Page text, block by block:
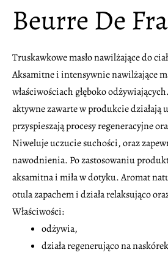
Beurre De
Truskawkowe masło nawilżające do
Aksamitne i intensywnie nawilżające
właściwościach głęboko
aktywne zawarte w produkcie działają
przyspieszają procesy regeneracyjne
Niweluje uczucie suchości, oraz
nawodnienia. Po zastosowaniu
aksamitna i miła w dotyku. Aromat
otula zapachem i działa relaksująco
Właściwości:
odżywia,
działa regenerująco na